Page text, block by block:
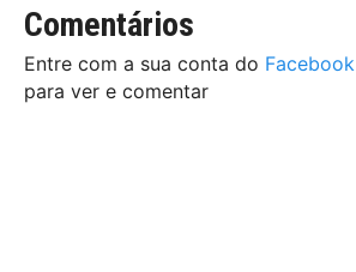
Comentários
Entre com a sua conta do Facebook
para ver e comentar